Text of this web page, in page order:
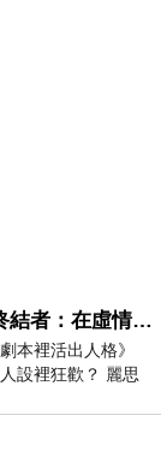
和AI 共創小說，《套路終結者：在虛情假意的劇本裡活出人格》
本裡活出人格》
設裡狂歡？ 麗思
昏